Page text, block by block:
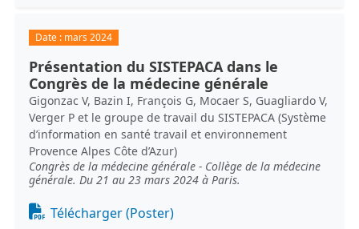
Date : mars 2024
Présentation du SISTEPACA dans le
Congrès de la médecine générale
Gigonzac V, Bazin I, François G, Mocaer S, Guagliardo V,
Verger P et le groupe de travail du SISTEPACA (Système
d’information en santé travail et environnement
Provence Alpes Côte d’Azur)
Congrès de la médecine générale - Collège de la médecine
générale. Du 21 au 23 mars 2024 à Paris.
Document
Télécharger (Poster)